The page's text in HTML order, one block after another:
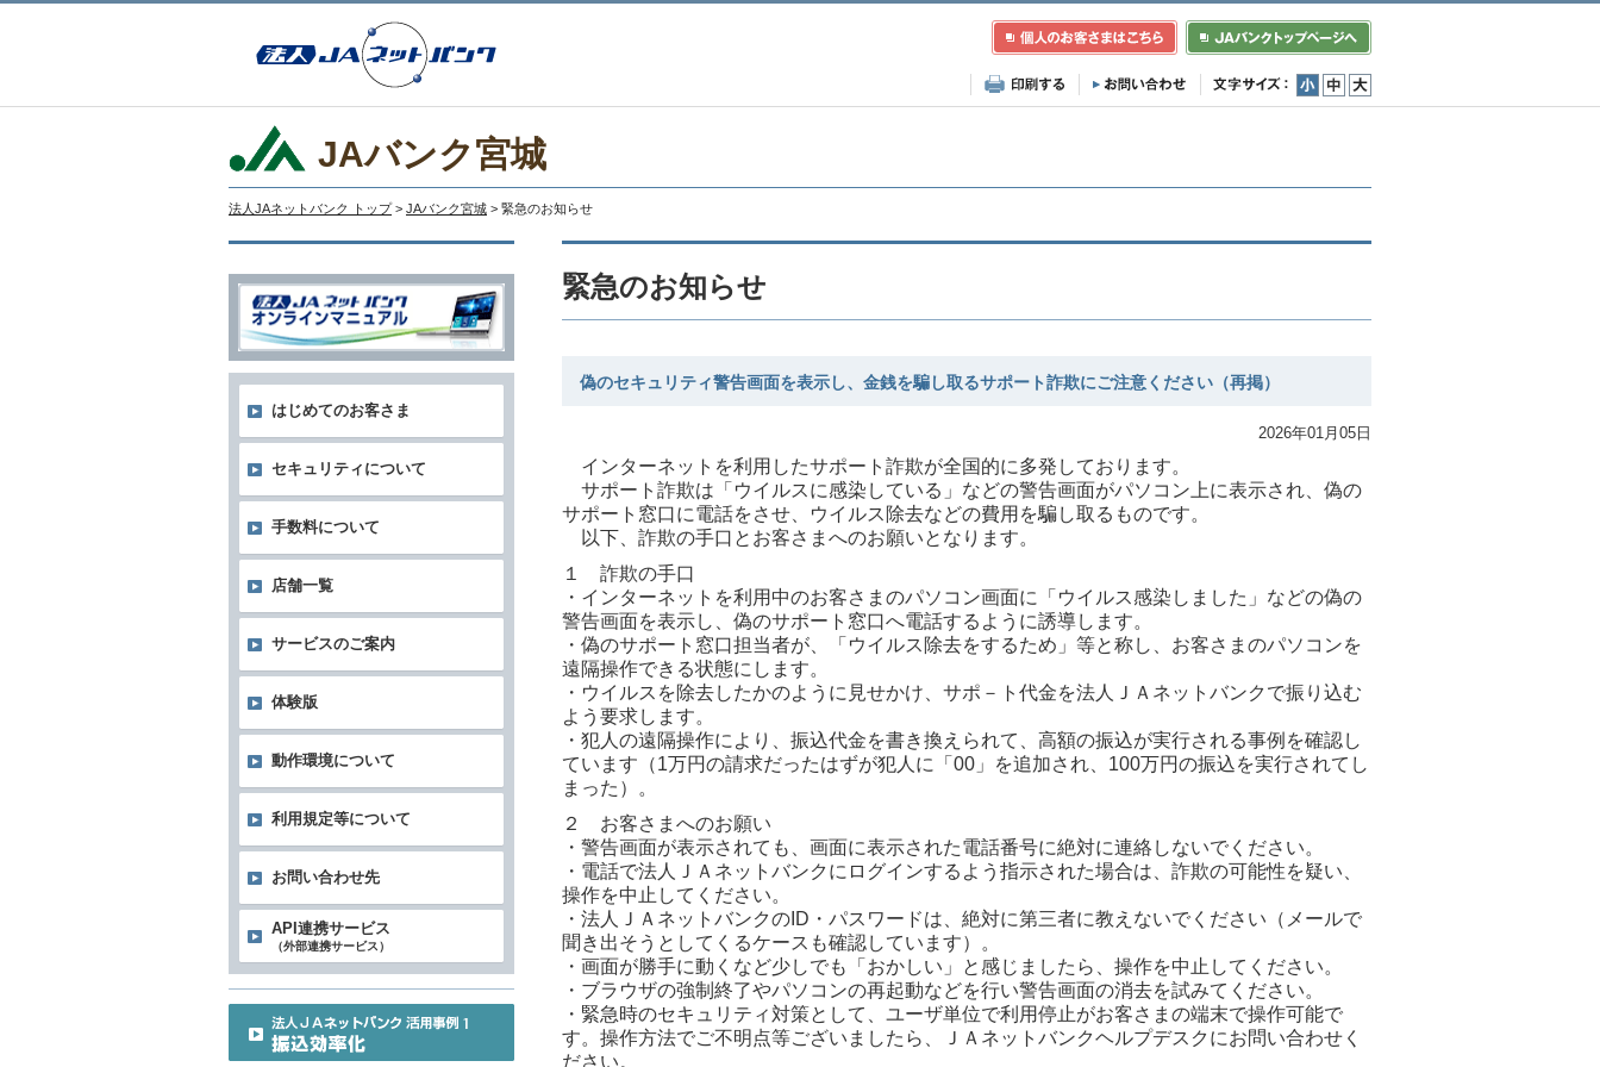
小 中 大
JAバンク宮城
法人JAネットバンク トップ > JAバンク宮城 > 緊急のお知らせ
緊急のお知らせ
偽のセキュリティ警告画面を表示し、金銭を騙し取るサポート詐欺にご注意ください（再掲）
2026年01月05日
インターネットを利用したサポート詐欺が全国的に多発しております。
サポート詐欺は「ウイルスに感染している」などの警告画面がパソコン上に表示され、偽の
サポート窓口に電話をさせ、ウイルス除去などの費用を騙し取るものです。
以下、詐欺の手口とお客さまへのお願いとなります。
１ 詐欺の手口
・インターネットを利用中のお客さまのパソコン画面に「ウイルス感染しました」などの偽の
警告画面を表示し、偽のサポート窓口へ電話するように誘導します。
・偽のサポート窓口担当者が、「ウイルス除去をするため」等と称し、お客さまのパソコンを
遠隔操作できる状態にします。
・ウイルスを除去したかのように見せかけ、サポ－ト代金を法人ＪＡネットバンクで振り込む
よう要求します。
・犯人の遠隔操作により、振込代金を書き換えられて、高額の振込が実行される事例を確認し
ています（1万円の請求だったはずが犯人に「00」を追加され、100万円の振込を実行されてし
まった）。
２ お客さまへのお願い
・警告画面が表示されても、画面に表示された電話番号に絶対に連絡しないでください。
・電話で法人ＪＡネットバンクにログインするよう指示された場合は、詐欺の可能性を疑い、
操作を中止してください。
・法人ＪＡネットバンクのID・パスワードは、絶対に第三者に教えないでください（メールで
聞き出そうとしてくるケースも確認しています）。
・画面が勝手に動くなど少しでも「おかしい」と感じましたら、操作を中止してください。
・ブラウザの強制終了やパソコンの再起動などを行い警告画面の消去を試みてください。
・緊急時のセキュリティ対策として、ユーザ単位で利用停止がお客さまの端末で操作可能で
す。操作方法でご不明点等ございましたら、ＪＡネットバンクヘルプデスクにお問い合わせく
ださい。
はじめてのお客さま
セキュリティについて
手数料について
店舗一覧
サービスのご案内
体験版
動作環境について
利用規定等について
お問い合わせ先
API連携サービス
（外部連携サービス）